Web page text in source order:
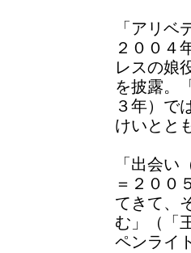
「アリ
２００４
レスの娘
を披露。
３年）で
けいとと
「出会
＝２００
てきて、
む」（「
ペンライ